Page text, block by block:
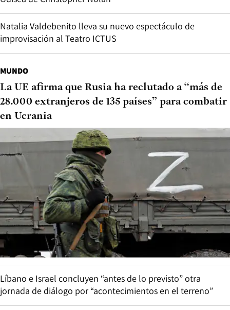
Natalia Valdebenito lleva su nuevo espectáculo de
improvisación al Teatro ICTUS
MUNDO
La UE afirma que Rusia ha reclutado a “más de
28.000 extranjeros de 135 países” para combatir
en Ucrania
Líbano e Israel concluyen “antes de lo previsto” otra
jornada de diálogo por “acontecimientos en el terreno”